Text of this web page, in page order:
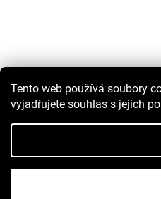
Tento web používá soubory
vyjadřujete souhlas s jejich